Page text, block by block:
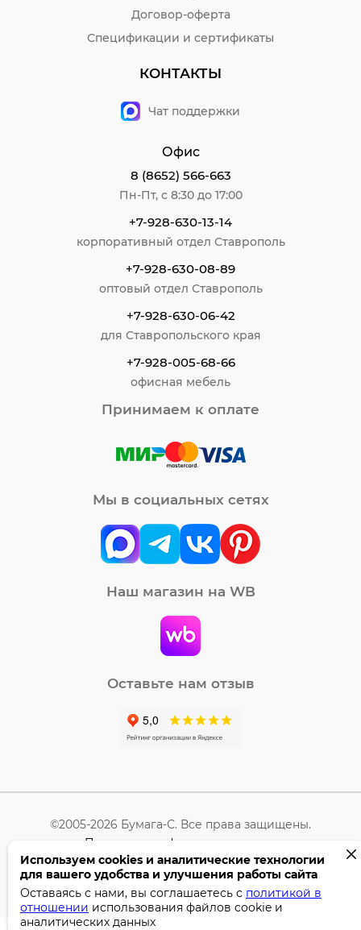
Договор-оферта
Спецификации и сертификаты
КОНТАКТЫ
Чат поддержки
Офис
8 (8652) 566-663
Пн-Пт, с 8:30 до 17:00
+7-928-630-13-14
корпоративный отдел Ставрополь
+7-928-630-08-89
оптовый отдел Ставрополь
+7-928-630-06-42
для Ставропольского края
+7-928-005-68-66
офисная мебель
Принимаем к оплате
Мы в социальных сетях
Наш магазин на WB
Оставьте нам отзыв
©2005-2026 Бумага-С. Все права защищены.
Политика конфиденциальности
Поддержка сайта — Профител
Используем cookies и аналитические технологии
для вашего удобства и улучшения работы сайта
Оставаясь с нами, вы соглашаетесь с политикой в
отношении использования файлов cookie и
аналитических данных